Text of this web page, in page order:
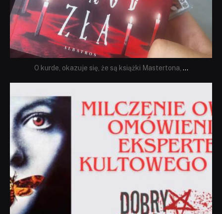
O kurde, okazuje się, że są książki Mastertona, ...